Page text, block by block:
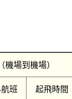
機場到機場）
班 起飛時間